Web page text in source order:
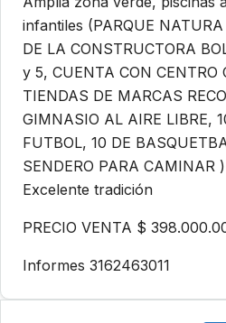
infantiles (PARQUE
DE LA CONSTRUCTORA
y 5, CUENTA CON CENTRO
TIENDAS DE MARCAS
GIMNASIO AL AIRE LIBRE,
FUTBOL, 10 DE
SENDERO PARA CAMINAR )
Excelente tradición
PRECIO VENTA $
Informes 3162463011